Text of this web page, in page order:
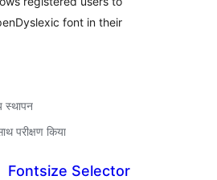
font in their
स्थापन
परीक्षण किया
Fontsize Selector